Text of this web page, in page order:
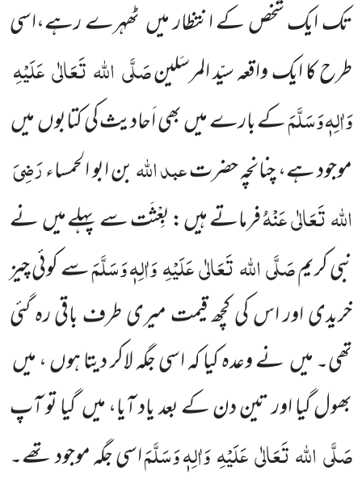
تک ایک شخص کے انتظار میںٹھہرے رہے،اسی
طرح کا ایکواقعہسیّد المرسَلینصَلَّی اللہتَعَالٰیعَلَیْہِ
وَاٰلِہٖ وَسَلَّمَکے بارے میںبھی اَحادیث کی کتابوںمیں
موجود ہے، چنانچہ حضرتعبد اللہبن ابو الحمساءرَضِیَ
اللہتَعَالٰیعَنْہُفرماتے ہیں : بِعْثَت سے پہلے میںنے
نبی کریمصَلَّیاللہتَعَالٰیعَلَیْہِوَاٰلِہٖ وَسَلَّمَسے کوئی چیز
خریدیاور اس کی کچھ قیمت میری طرف باقی رہ گئی
تھی۔ میںنے وعدہ کیا کہ اسی جگہ لاکر دیتا ہوں ، میں
بھول گیا اور تین دن کے بعد یاد آیا، میںگیا تو آپ
صَلَّیاللہتَعَالٰیعَلَیْہِوَاٰلِہٖ وَسَلَّمَاسی جگہ موجود تھے۔